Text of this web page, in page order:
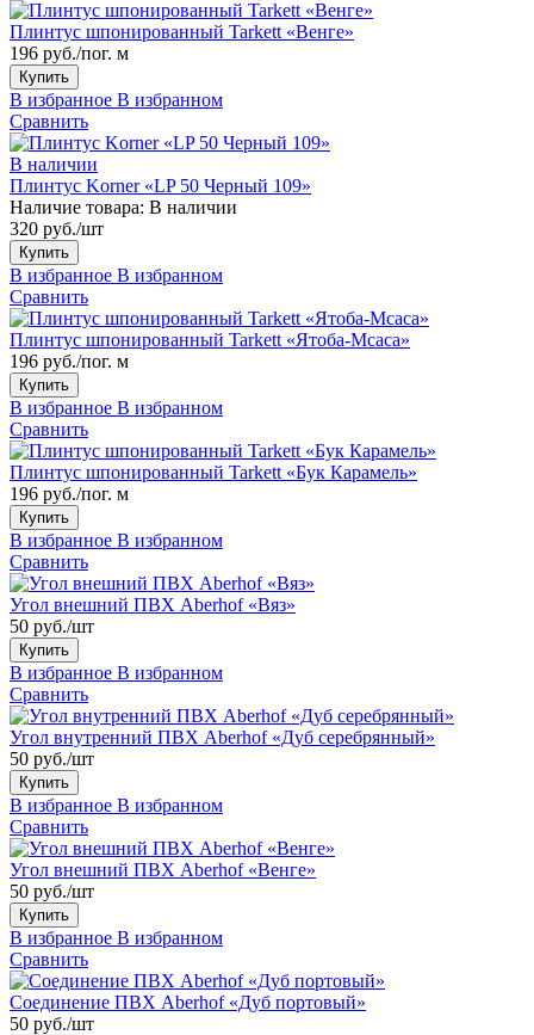
Плинтус шпонированный Tarkett «Венге»
196 руб./пог. м
Купить
В избранное В избранном
Сравнить
В наличии
Плинтус Korner «LP 50 Черный 109»
Наличие товара: В наличии
320 руб./шт
Купить
В избранное В избранном
Сравнить
Плинтус шпонированный Tarkett «Ятоба-Мсаса»
196 руб./пог. м
Купить
В избранное В избранном
Сравнить
Плинтус шпонированный Tarkett «Бук Карамель»
196 руб./пог. м
Купить
В избранное В избранном
Сравнить
Угол внешний ПВХ Aberhof «Вяз»
50 руб./шт
Купить
В избранное В избранном
Сравнить
Угол внутренний ПВХ Aberhof «Дуб серебрянный»
50 руб./шт
Купить
В избранное В избранном
Сравнить
Угол внешний ПВХ Aberhof «Венге»
50 руб./шт
Купить
В избранное В избранном
Сравнить
Соединение ПВХ Aberhof «Дуб портовый»
50 руб./шт